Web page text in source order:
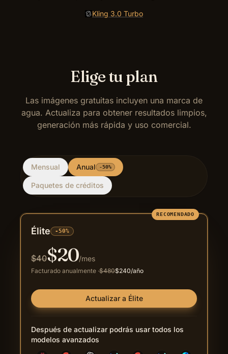
Kling 3.0 Turbo
Elige tu plan
Las imágenes gratuitas incluyen una marca de
agua. Actualiza para obtener resultados limpios,
generación más rápida y uso comercial.
Mensual Anual -50%
Paquetes de créditos
RECOMENDADO
Élite -50%
$40$20/mes
Facturado anualmente ·$480$240/año
Actualizar a Élite
Después de actualizar podrás usar todos los
modelos avanzados